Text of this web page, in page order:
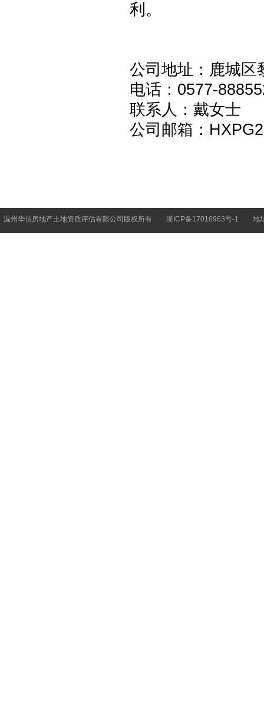
利。
公司地址：鹿城区
电话：0577-
联系人：戴女士
公司邮箱：
温州华信房地产土地资质评估有限公司版权所有 浙ICP备17016963号-1 地